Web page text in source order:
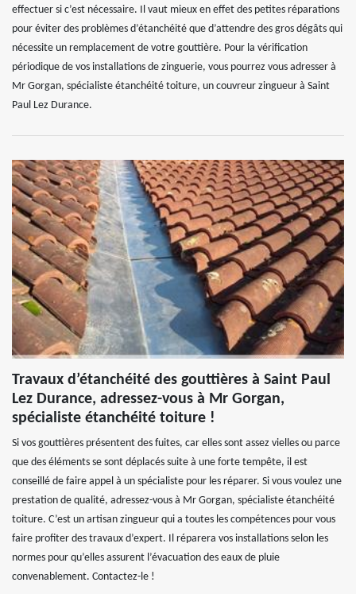
effectuer si c’est nécessaire. Il vaut mieux en effet des petites réparations
pour éviter des problèmes d’étanchéité que d’attendre des gros dégâts qui
nécessite un remplacement de votre gouttière. Pour la vérification
périodique de vos installations de zinguerie, vous pourrez vous adresser à
Mr Gorgan, spécialiste étanchéité toiture, un couvreur zingueur à Saint
Paul Lez Durance.
Travaux d’étanchéité des gouttières à Saint Paul
Lez Durance, adressez-vous à Mr Gorgan,
spécialiste étanchéité toiture !
Si vos gouttières présentent des fuites, car elles sont assez vielles ou parce
que des éléments se sont déplacés suite à une forte tempête, il est
conseillé de faire appel à un spécialiste pour les réparer. Si vous voulez une
prestation de qualité, adressez-vous à Mr Gorgan, spécialiste étanchéité
toiture. C’est un artisan zingueur qui a toutes les compétences pour vous
faire profiter des travaux d’expert. Il réparera vos installations selon les
normes pour qu’elles assurent l’évacuation des eaux de pluie
convenablement. Contactez-le !